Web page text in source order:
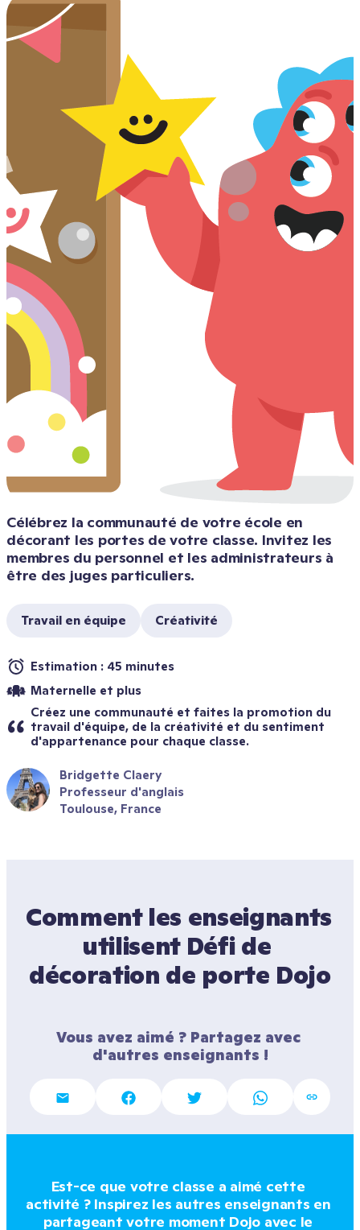
Célébrez la communauté de votre école en
décorant les portes de votre classe. Invitez les
membres du personnel et les administrateurs à
être des juges particuliers.
Travail en équipe Créativité
Estimation : 45 minutes
Maternelle et plus
Créez une communauté et faites la promotion du
travail d'équipe, de la créativité et du sentiment
d'appartenance pour chaque classe.
Bridgette Claery
Professeur d'anglais
Toulouse, France
Comment les enseignants
utilisent Défi de
décoration de porte Dojo
Vous avez aimé ? Partagez avec
d'autres enseignants !
Est-ce que votre classe a aimé cette
activité ? Inspirez les autres enseignants en
partageant votre moment Dojo avec le